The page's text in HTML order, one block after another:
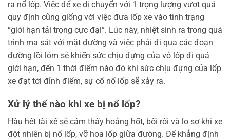
ra nổ lốp. Việc để xe di chuyển với 1 trọng lượng vượt quá
quy định cũng giống với việc đưa lốp xe vào tình trạng
“giới hạn tải trọng cực đại”. Lúc này, nhiệt sinh ra trong quá
trình ma sát với mặt đường và việc phải đi qua các đoạn
đường lồi lõm sẽ khiến sức chịu đựng của vỏ lốp đi quá
giới hạn, đến 1 thời điểm nào đó khi sức chịu đựng của lốp
xe đạt tới đỉnh điểm, sự cố nổ lốp sẽ xảy ra.
Xử lý thế nào khi xe bị nổ lốp?
Hầu hết tài xế sẽ cảm thấy hoảng hốt, bối rối và lo sợ khi xe
đột nhiên bị nổ lốp, vỡ hoa lốp giữa đường. Để khẳng định